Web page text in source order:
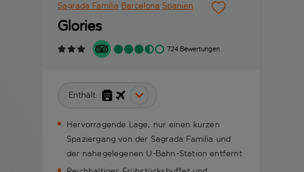
Sagrada Familia Barcelona Spanien
Glories
724 Bewertungen
Enthält:
Hervorragende Lage, nur einen kurzen
Spaziergang von der Sagrada Familia und
der nahegelegenen U-Bahn-Station entfernt